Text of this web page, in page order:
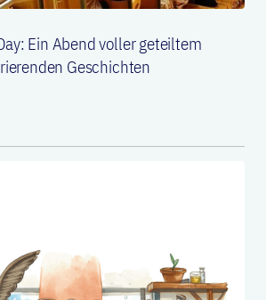
Ein Abend voller geteiltem
Geschichten